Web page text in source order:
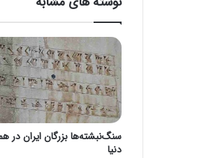
سنگ‌نبشته‌ها بزرگان ایران در
دنیا